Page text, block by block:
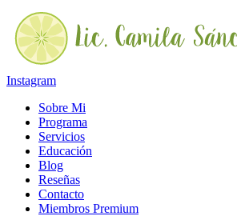
contenido
Instagram
Sobre Mi
Programa
Servicios
Educación
Blog
Reseñas
Contacto
Miembros Premium